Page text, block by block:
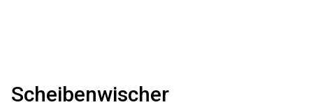
Scheibenwischer